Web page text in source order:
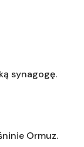
synagogę.
Ormuz.